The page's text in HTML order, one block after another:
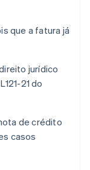
que a fatura já
jurídico
21 do
de crédito
casos